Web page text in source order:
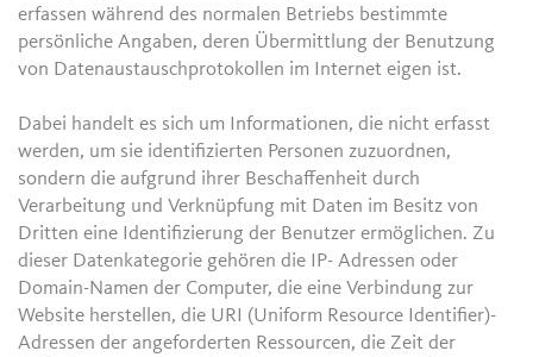
erfassen während des normalen Betriebs bestimmte
persönliche Angaben, deren Übermittlung der Benutzung
von Datenaustauschprotokollen im Internet eigen ist.
Dabei handelt es sich um Informationen, die nicht erfasst
werden, um sie identifizierten Personen zuzuordnen,
sondern die aufgrund ihrer Beschaffenheit durch
Verarbeitung und Verknüpfung mit Daten im Besitz von
Dritten eine Identifizierung der Benutzer ermöglichen. Zu
dieser Datenkategorie gehören die IP- Adressen oder
Domain-Namen der Computer, die eine Verbindung zur
Website herstellen, die URI (Uniform Resource Identifier)-
Adressen der angeforderten Ressourcen, die Zeit der